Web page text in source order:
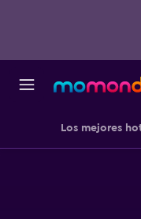
Los mejores